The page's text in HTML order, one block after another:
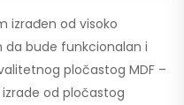
izrađen od visoko
da bude funkcionalan i
pločastog MDF –
od pločastog